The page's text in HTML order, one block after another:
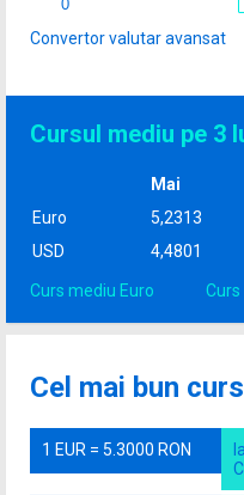
Convertor valutar avansat
Cursul mediu pe 3
Mai
Euro
5,2313
USD
4,4801
Curs mediu Euro
Cel mai bun
1 EUR = 5.3000 RON